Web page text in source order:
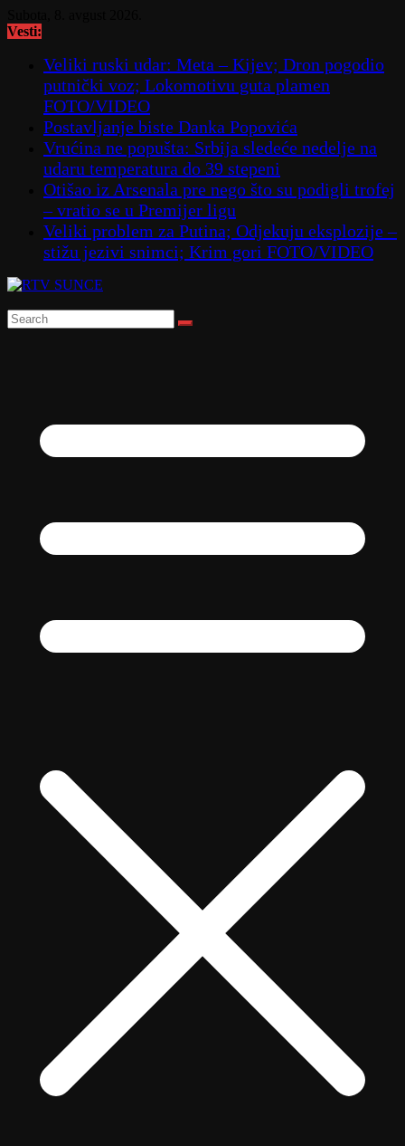
to
Vesti:
Veliki ruski udar: Meta – Kijev; Dron pogodio
putnički voz; Lokomotivu guta plamen
FOTO/VIDEO
Postavljanje biste Danka Popovića
Vrućina ne popušta: Srbija sledeće nedelje na
udaru temperatura do 39 stepeni
Otišao iz Arsenala pre nego što su podigli trofej
– vratio se u Premijer ligu
Veliki problem za Putina; Odjekuju eksplozije –
stižu jezivi snimci; Krim gori FOTO/VIDEO